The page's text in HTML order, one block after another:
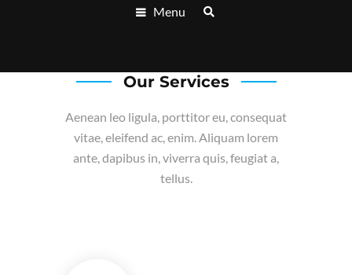
Menu
Our Services
Aenean leo ligula, porttitor eu, consequat
vitae, eleifend ac, enim. Aliquam lorem
ante, dapibus in, viverra quis, feugiat a,
tellus.